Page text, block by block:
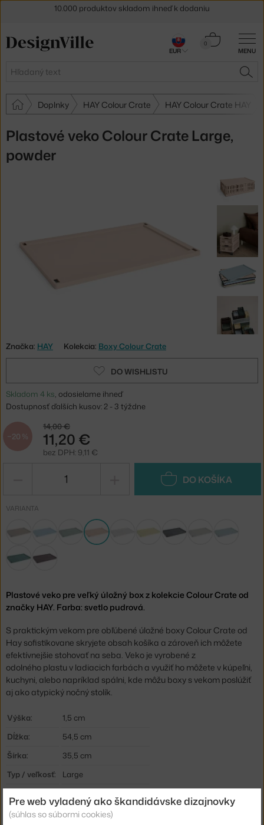
MENU
Hľadať
0
Košík
Doplnky HAY Colour Crate HAY Colour Crate HAY
Plastové veko Colour Crate Large,
powder
Značka: HAY Kolekcia: Boxy Colour Crate
DO WISHLISTU
Skladom 4 ks, odosielame ihneď
Dostupnosť ďalších kusov: 2 - 3 týždne
−20 %
14,00 €
11,20 €
bez DPH: 9,11 €
DO KOŠÍKA
VARIANTA
Plastové veko pre veľký úložný box z kolekcie Colour Crate od
značky HAY. Farba: svetlo pudrová.
S praktickým vekom pre obľúbené úložné boxy Colour Crate od
Hay sofistikovane skryjete obsah košíka a zároveň ich môžete
efektívnejšie stohovať na seba. Veko je vyrobené z
odolného plastu v ladiacich farbách a využiť ho môžete v kúpeľni,
kuchyni, alebo napríklad spálni, kde môžu boxy s vekom poslúžiť
aj ako atypický nočný stolík.
Výška:
1,5 cm
Dĺžka:
54,5 cm
Šírka:
35,5 cm
Typ / veľkosť:
Large
Materiál:
recyklovaný plast
30 dní na vrátenie tovaru
EUR
Pre web vyladený ako škandidávske dizajnovky
(súhlas so súbormi cookies)